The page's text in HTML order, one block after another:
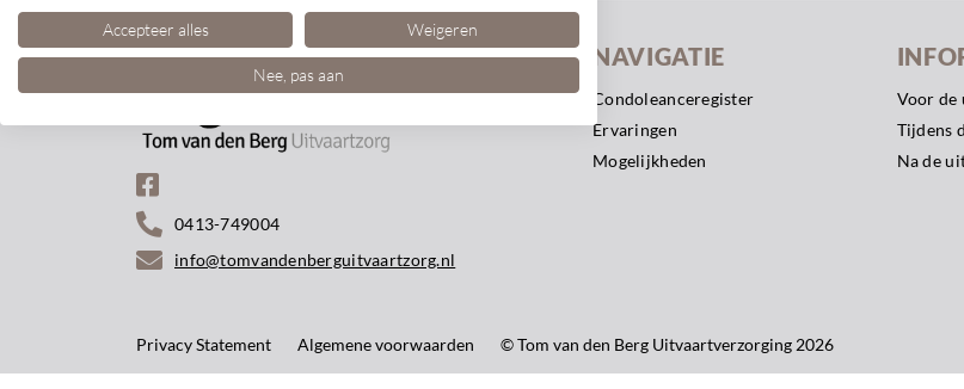
0413-749004
info@tomvandenberguitvaartzorg.nl
NAVIGATIE
Condoleanceregister
Ervaringen
Mogelijkheden
Voor de
Tijdens
Na de
Privacy Statement Algemene voorwaarden © Tom van den Berg Uitvaartverzorging 2026
Accepteer alles Weigeren
Nee, pas aan